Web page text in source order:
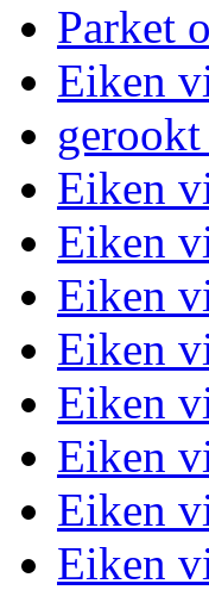
Parket
Eiken
Eiken
Eiken
Eiken
Eiken
Eiken
Eiken
Eiken
Eiken